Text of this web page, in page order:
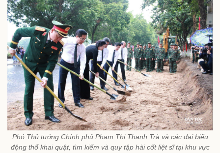
Phó Thủ tướng Chính phủ Phạm Thị Thanh Trà và các đại biểu
động thổ khai quật, tìm kiếm và quy tập hài cốt liệt sĩ tại khu vực